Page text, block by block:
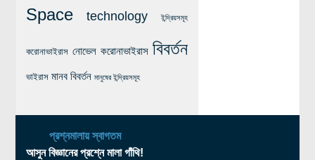
Space technology ইন্দ্রিয়সমূহ
করোনাভাইরাস নোভেল করোনাভাইরাস বিবর্তন
ভাইরাস মানব বিবর্তন মানুষের ইন্দ্রিয়সমূহ
প্রশ্নমালায় স্বাগতম
আসুন বিজ্ঞানের প্রশ্নে মালা গাঁথি!